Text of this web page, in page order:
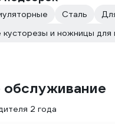
Сталь
и ножницы для
2 года